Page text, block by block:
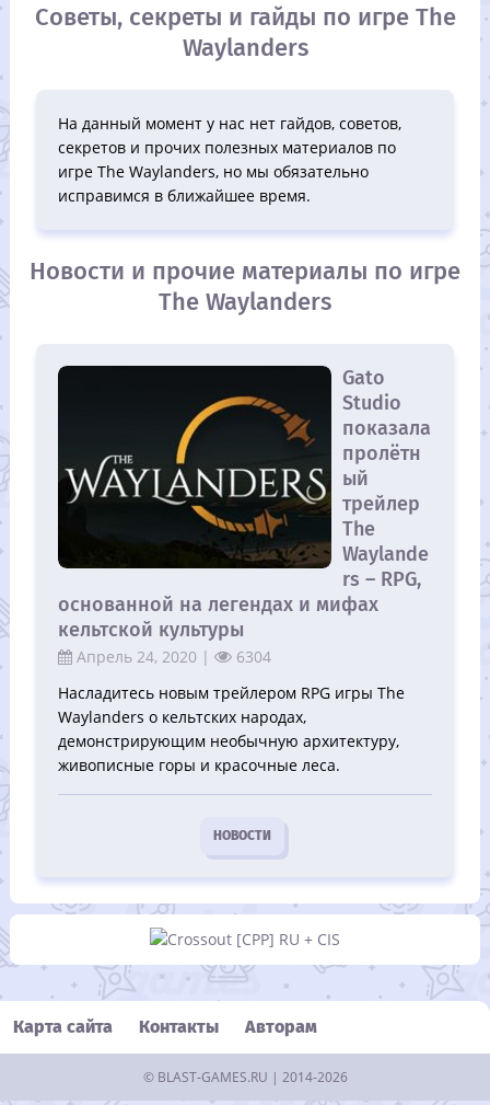
Советы, секреты и гайды по игре The
Waylanders
На данный момент у нас нет гайдов, советов,
секретов и прочих полезных материалов по
игре The Waylanders, но мы обязательно
исправимся в ближайшее время.
Новости и прочие материалы по игре
The Waylanders
Gato
Studiо
показала
пролётн
ый
трейлер
The
Waylande
rs – RPG,
основанной на легендах и мифах
кельтской культуры
Апрель 24, 2020 |
6304
Насладитесь новым трейлером RPG игры The
Waylanders о кельтских народах,
демонстрирующим необычную архитектуру,
живописные горы и красочные леса.
НОВОСТИ
Карта сайта Контакты Авторам
© BLAST-GAMES.RU | 2014-2026